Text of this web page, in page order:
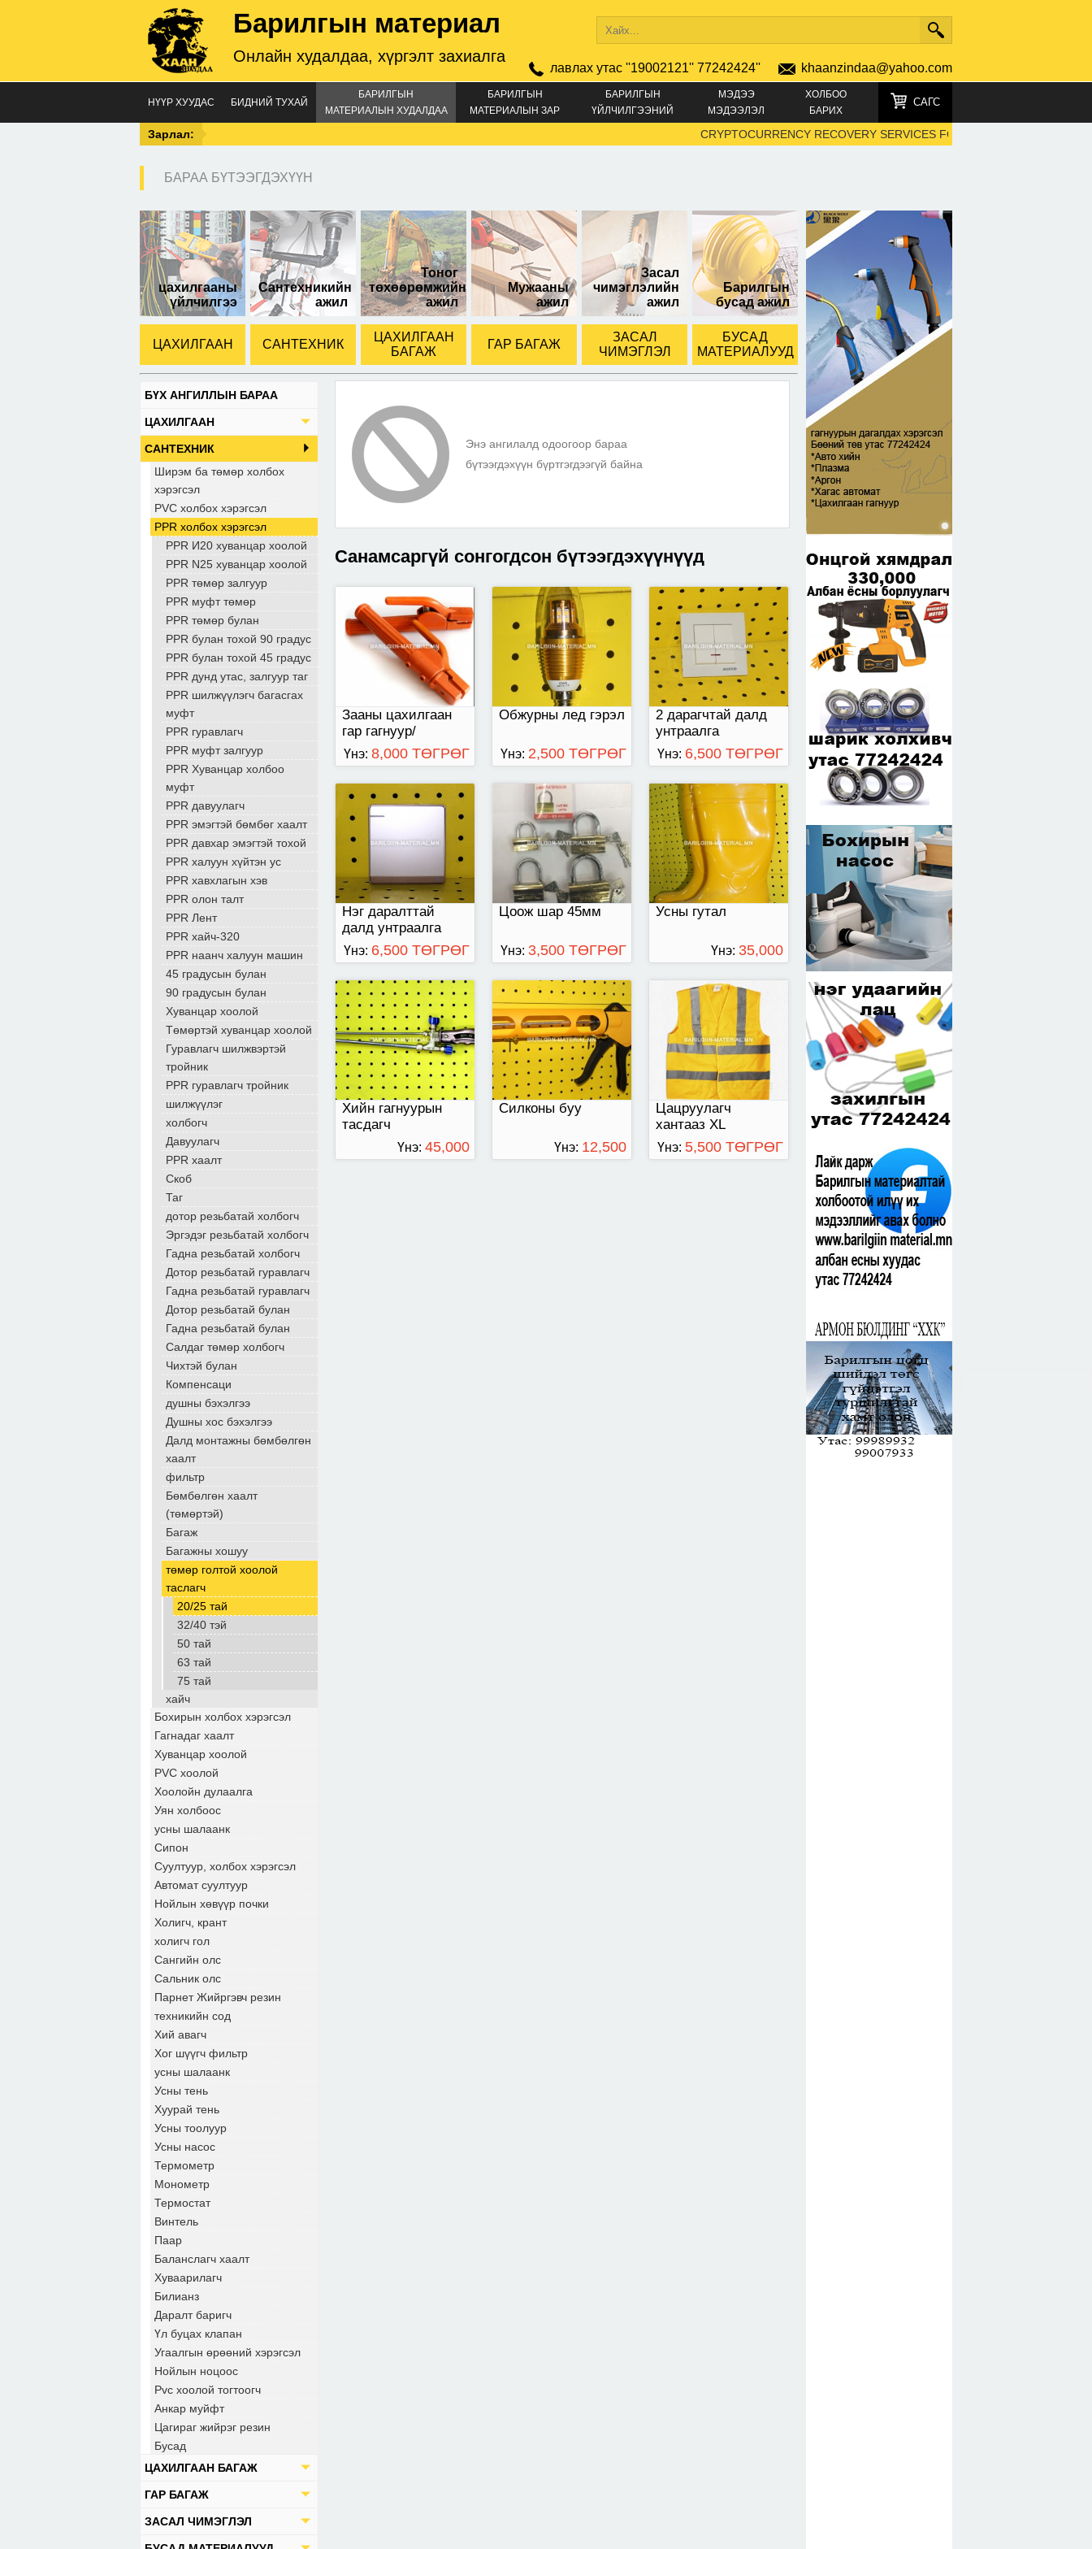
Барилгын материал
Онлайн худалдаа, хүргэлт захиалга
лавлах утас ''19002121'' 77242424'' khaanzindaa@yahoo.com
НҮҮР ХУУДАС БИДНИЙ ТУХАЙ
БАРИЛГЫН
МАТЕРИАЛЫН ХУДАЛДАА
БАРИЛГЫН
МАТЕРИАЛЫН ЗАР
БАРИЛГЫН
ҮЙЛЧИЛГЭЭНИЙ
МЭДЭЭ
МЭДЭЭЛЭЛ
ХОЛБОО
БАРИХ
САГС
Зарлал: CRYPTOCURRENCY RECOVERY SERVICES FOR BITCOIN, ETHEREUM
БАРАА БҮТЭЭГДЭХҮҮН
цахилгааны
үйлчилгээ
Сантехникийн
ажил
Тоног
төхөөрөмжийн
ажил
Мужааны
ажил
Засал
чимэглэлийн
ажил
Барилгын
бусад ажил
ЦАХИЛГААН САНТЕХНИК
ЦАХИЛГААН
БАГАЖ
ГАР БАГАЖ
ЗАСАЛ
ЧИМЭГЛЭЛ
БУСАД
МАТЕРИАЛУУД
БҮХ АНГИЛЛЫН БАРАА
ЦАХИЛГААН
САНТЕХНИК
Ширэм ба төмөр холбох
хэрэгсэл
PVC холбох хэрэгсэл
PPR холбох хэрэгсэл
PPR И20 хуванцар хоолой
PPR N25 хуванцар хоолой
PPR төмөр залгуур
PPR муфт төмөр
PPR төмөр булан
PPR булан тохой 90 градус
PPR булан тохой 45 градус
PPR дунд утас, залгуур таг
PPR шилжүүлэгч багасгах
муфт
PPR гуравлагч
PPR муфт залгуур
PPR Хуванцар холбоо
муфт
PPR давуулагч
PPR эмэгтэй бөмбөг хаалт
PPR давхар эмэгтэй тохой
PPR халуун хүйтэн ус
PPR хавхлагын хэв
PPR олон талт
PPR Лент
PPR хайч-320
PPR наанч халуун машин
45 градусын булан
90 градусын булан
Хуванцар хоолой
Төмөртэй хуванцар хоолой
Гуравлагч шилжвэртэй
тройник
PPR гуравлагч тройник
шилжүүлэг
холбогч
Давуулагч
PPR хаалт
Скоб
Таг
дотор резьбатай холбогч
Эргэдэг резьбатай холбогч
Гадна резьбатай холбогч
Дотор резьбатай гуравлагч
Гадна резьбатай гуравлагч
Дотор резьбатай булан
Гадна резьбатай булан
Салдаг төмөр холбогч
Чихтэй булан
Компенсаци
душны бэхэлгээ
Душны хос бэхэлгээ
Далд монтажны бөмбөлгөн
хаалт
фильтр
Бөмбөлгөн хаалт
(төмөртэй)
Багаж
Багажны хошуу
төмөр голтой хоолой
таслагч
20/25 тай
32/40 тэй
50 тай
63 тай
75 тай
хайч
Бохирын холбох хэрэгсэл
Гагнадаг хаалт
Хуванцар хоолой
PVC хоолой
Хоолойн дулаалга
Уян холбоос
усны шалаанк
Сипон
Суултуур, холбох хэрэгсэл
Автомат суултуур
Нойлын хөвүүр почки
Холигч, крант
холигч гол
Сангийн олс
Сальник олс
Парнет Жийргэвч резин
техникийн сод
Хий авагч
Хог шүүгч фильтр
усны шалаанк
Усны тень
Хуурай тень
Усны тоолуур
Усны насос
Термометр
Монометр
Термостат
Винтель
Паар
Баланслагч хаалт
Хуваарилагч
Билианз
Даралт баригч
Үл буцах клапан
Угаалгын өрөөний хэрэгсэл
Нойлын ноцоос
Pvc хоолой тогтоогч
Анкар муйфт
Цагираг жийрэг резин
Бусад
ЦАХИЛГААН БАГАЖ
ГАР БАГАЖ
ЗАСАЛ ЧИМЭГЛЭЛ
Энэ ангилалд одоогоор бараа
бүтээгдэхүүн бүртгэгдээгүй байна
Санамсаргүй сонгогдсон бүтээгдэхүүнүүд
Зааны цахилгаан
гар гагнуур/
хавчаар
Зааны цахилгаан гар
гагнуур/ хавчаар
Үнэ: 8,000 ТӨГРӨГ
Обжурны лед гэрэл
Үнэ: 2,500 ТӨГРӨГ
2 дарагчтай далд
унтраалга
Үнэ: 6,500 ТӨГРӨГ
Нэг даралттай
далд унтраалга
Нэг даралттай далд
унтраалга. Алтан
шаргал өнгөтэй
барилга, байшинд
далд монтажинд
1,70см орчим өндөрт
дөрвөлжин коропонд
тавьж суулгаж өгнө.
Үнэ: 6,500 ТӨГРӨГ
Цоож шар 45мм
Цоож шар 45мм
Үнэ: 3,500 ТӨГРӨГ
Усны гутал
41 размер
Үнэ: 35,000
ТӨГРӨГ
Хийн гагнуурын
тасдагч
Авто Хийн гагнуурын
copper
Үнэ: 45,000
Силконы буу
60см-н урттай
Үнэ: 12,500
Цацруулагч
хантааз XL
Цацруулагч хантааз
XL
Үнэ: 5,500 ТӨГРӨГ